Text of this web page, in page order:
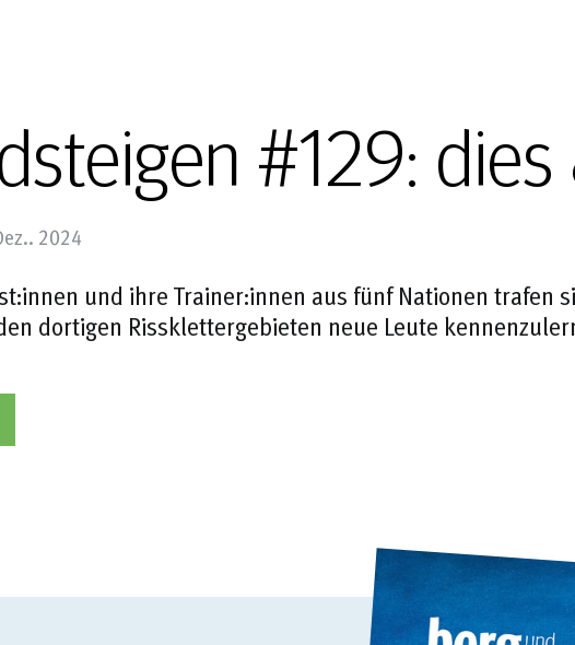
#129: dies
2024
und ihre Trainer:innen aus fünf Nationen trafen
dortigen Rissklettergebieten neue Leute